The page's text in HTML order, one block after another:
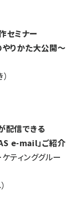
セミナー
りかた大公開～
配信できる
e-mail」ご紹介
ティンググルー